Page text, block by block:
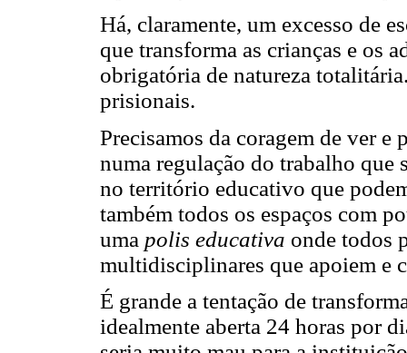
Há, claramente, um excesso de
que transforma as crianças e os
obrigatória de natureza
prisionais.
Precisamos da coragem de ver
numa regulação do trabalho que
no território educativo que
também todos os espaços com
uma polis educativa onde todos
multidisciplinares que apoiem e
É grande a tentação de
idealmente aberta 24 horas por